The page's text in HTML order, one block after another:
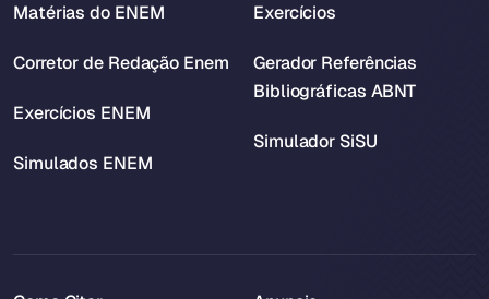
Matérias do ENEM
Corretor de Redação Enem
Exercícios ENEM
Simulados ENEM
Exercícios
Gerador Referências
Bibliográficas ABNT
Simulador SiSU